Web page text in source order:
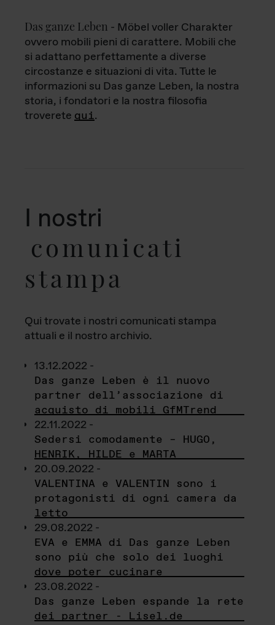
Das ganze Leben - Möbel voller Charakter
ovvero mobili pieni di carattere. Mobili che
si adattano perfettamente a diverse
circostanze e situazioni di vita. Tutte le
informazioni su Das ganze Leben, la nostra
storia, i fondatori e la nostra filosofia
troverete qui.
I nostri
comunicati
stampa
Qui trovate i nostri comunicati stampa
attuali e il nostro archivio.
13.12.2022 -
Das ganze Leben è il nuovo
partner dell’associazione di
acquisto di mobili GfMTrend
22.11.2022 -
Sedersi comodamente – HUGO,
HENRIK, HILDE e MARTA
20.09.2022 -
VALENTINA e VALENTIN sono i
protagonisti di ogni camera da
letto
29.08.2022 -
EVA e EMMA di Das ganze Leben
sono più che solo dei luoghi
dove poter cucinare
23.08.2022 -
Das ganze Leben espande la rete
dei partner - Lisel.de